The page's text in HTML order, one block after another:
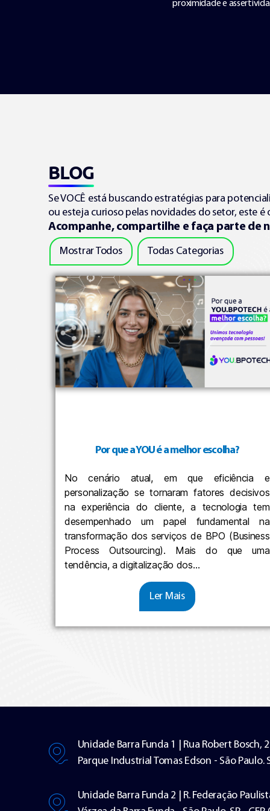
BLOG
Se VOCÊ está buscando estratégias para
ou esteja curioso pelas novidades do setor, este é
Acompanhe, compartilhe e faça parte de
Mostrar Todos Todas Categorias
Por que a YOU é a melhor escolha?
No cenário atual, em que eficiência e
personalização se tornaram fatores decisivos
na experiência do cliente, a tecnologia tem
desempenhado um papel fundamental na
transformação dos serviços de BPO (Business
Process Outsourcing). Mais do que uma
tendência, a digitalização dos…
Ler Mais
Unidade Barra Funda 1 | Rua Robert Bosch,
Parque Industrial Tomas Edson - São Paulo.
Unidade Barra Funda 2 | R. Federação